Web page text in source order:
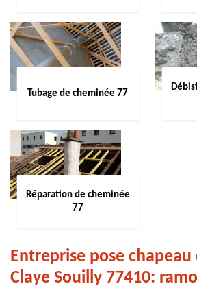
Tubage de cheminée 77
Réparation de cheminée
77
Entreprise pose
Claye Souilly 77410: